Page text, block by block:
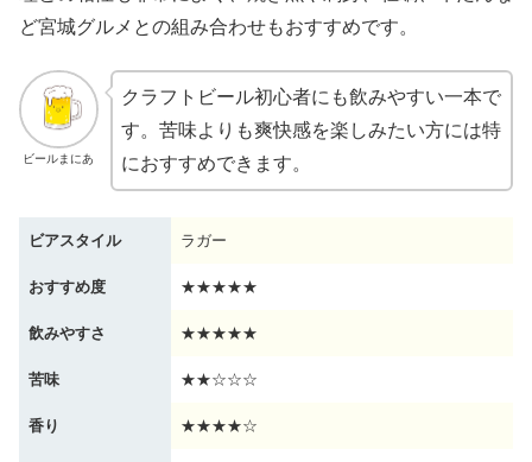
ど宮城グルメとの組み合わせもおすすめです。
ビールまにあ
クラフトビール初心者にも飲みやすい一本で
す。苦味よりも爽快感を楽しみたい方には特
におすすめできます。
ビアスタイル ラガー
おすすめ度 ★★★★★
飲みやすさ ★★★★★
苦味 ★★☆☆☆
香り ★★★★☆